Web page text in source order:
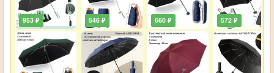
953 ₽ 546 ₽ 660 ₽ 572 ₽